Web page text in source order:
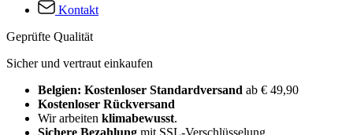
Kontakt
Geprüfte Qualität
Sicher und vertraut einkaufen
Belgien: Kostenloser Standardversand ab € 49,90
Kostenloser Rückversand
Wir arbeiten klimabewusst.
Sichere Bezahlung mit SSL-Verschlüsselung